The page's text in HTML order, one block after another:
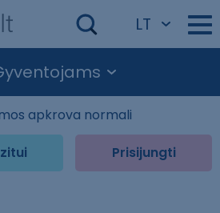
LT
apkrova normali
Prisijungti